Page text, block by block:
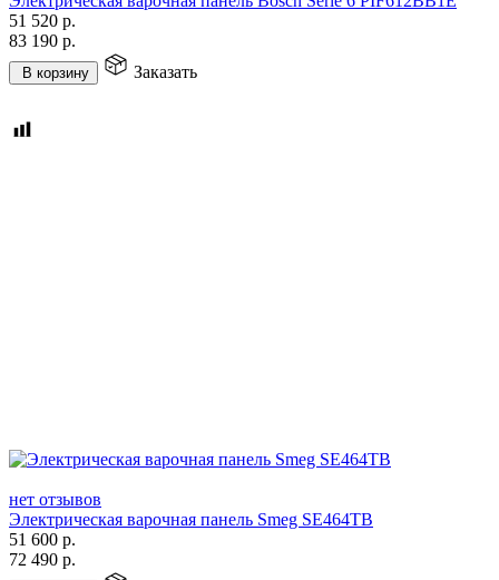
51 520 р.
83 190 р.
В корзину Заказать
нет отзывов
Электрическая варочная панель Smeg SE464TB
51 600 р.
72 490 р.